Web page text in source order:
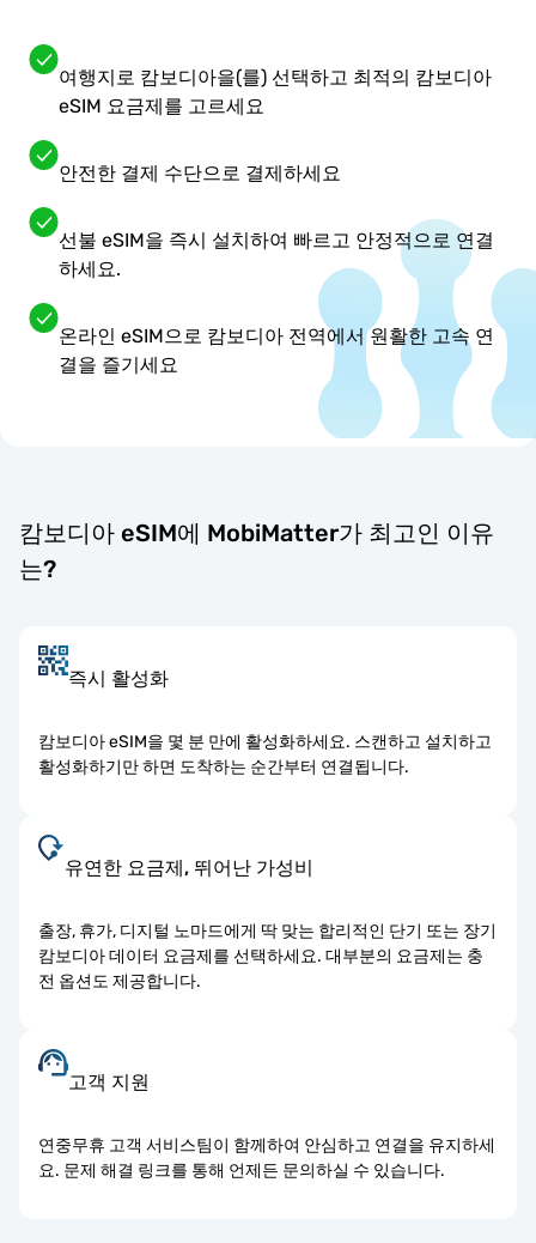
여행지로 캄보디아을(를) 선택하고 최적의 캄보디아
eSIM 요금제를 고르세요
안전한 결제 수단으로 결제하세요
선불 eSIM을 즉시 설치하여 빠르고 안정적으로 연결
하세요.
온라인 eSIM으로 캄보디아 전역에서 원활한 고속 연
결을 즐기세요
캄보디아 eSIM에 MobiMatter가 최고인 이유
는?
즉시 활성화
캄보디아 eSIM을 몇 분 만에 활성화하세요. 스캔하고 설치하고
활성화하기만 하면 도착하는 순간부터 연결됩니다.
유연한 요금제, 뛰어난 가성비
출장, 휴가, 디지털 노마드에게 딱 맞는 합리적인 단기 또는 장기
캄보디아 데이터 요금제를 선택하세요. 대부분의 요금제는 충
전 옵션도 제공합니다.
고객 지원
연중무휴 고객 서비스팀이 함께하여 안심하고 연결을 유지하세
요. 문제 해결 링크를 통해 언제든 문의하실 수 있습니다.